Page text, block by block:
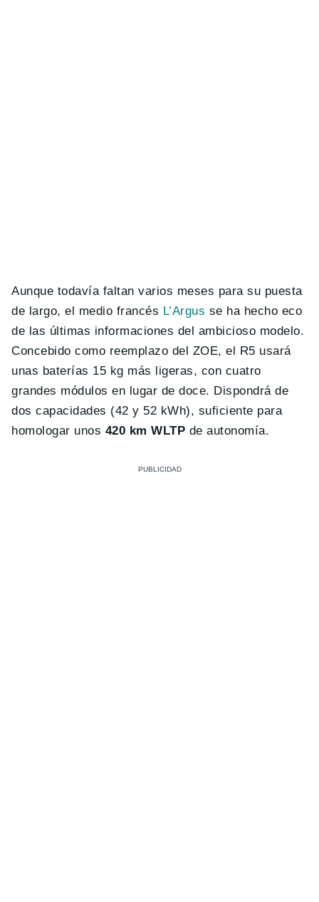
Aunque todavía faltan varios meses para su puesta
de largo, el medio francés L’Argus se ha hecho eco
de las últimas informaciones del ambicioso modelo.
Concebido como reemplazo del ZOE, el R5 usará
unas baterías 15 kg más ligeras, con cuatro
grandes módulos en lugar de doce. Dispondrá de
dos capacidades (42 y 52 kWh), suficiente para
homologar unos 420 km WLTP de autonomía.